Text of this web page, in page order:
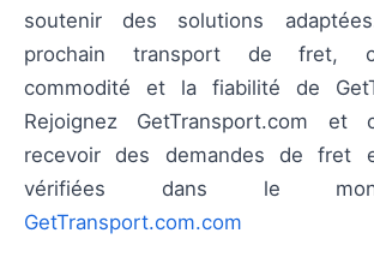
soutenir des solutions
prochain transport de fret,
commodité et la fiabilité de
Rejoignez GetTransport.com et
recevoir des demandes de fret
vérifiées dans le
GetTransport.com.com